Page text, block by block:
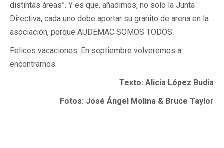
distintas áreas”. Y es que, añadimos, no solo la Junta
Directiva, cada uno debe aportar su granito de arena en la
asociación, porque AUDEMAC SOMOS TODOS.
Felices vacaciones. En septiembre volveremos a
encontrarnos.
Texto: Alicia López Budia
Fotos: José Ángel Molina & Bruce Taylor